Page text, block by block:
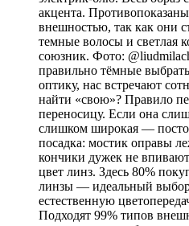
акцента.
внешностью, так как они
темные волосы и светлая
союзник. Фото:
правильно тёмные
оптику, нас встречают
найти «свою»? Правило
переносицу. Если она
слишком широкая —
посадка: мостик оправы
кончики дужек не
цвет линз. Здесь 80%
линзы — идеальный
естественную
Подходят 99% типов